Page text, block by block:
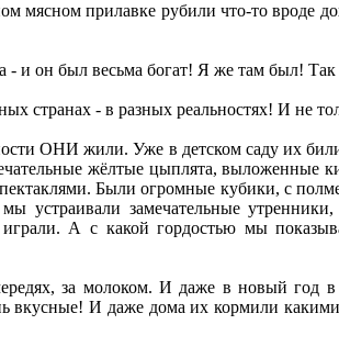
мясном прилавке рубили что-то вроде
- и он был весьма богат! Я же там был!
странах - в разных реальностях! И не
ОНИ жили. Уже в детском саду их
жёлтые цыплята, выложенные
Были огромные кубики, с
замечательные
А с какой гордостью мы
за молоком. И даже в новый год
И даже дома их кормили